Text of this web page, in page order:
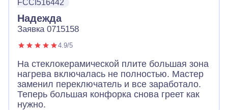
FCCI516442
Надежда
Заявка 0715158
4.9/5
На стеклокерамической плите большая зона
нагрева включалась не полностью. Мастер
заменил переключатель и все заработало.
Теперь большая конфорка снова греет как
нужно.